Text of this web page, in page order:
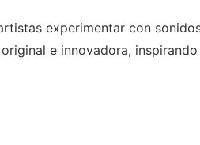
experimentar con
e innovadora,